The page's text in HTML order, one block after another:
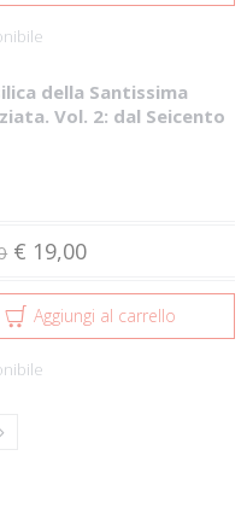
della Santissima
Vol. 2: dal Seicento
€ 19,00
Aggiungi al carrello